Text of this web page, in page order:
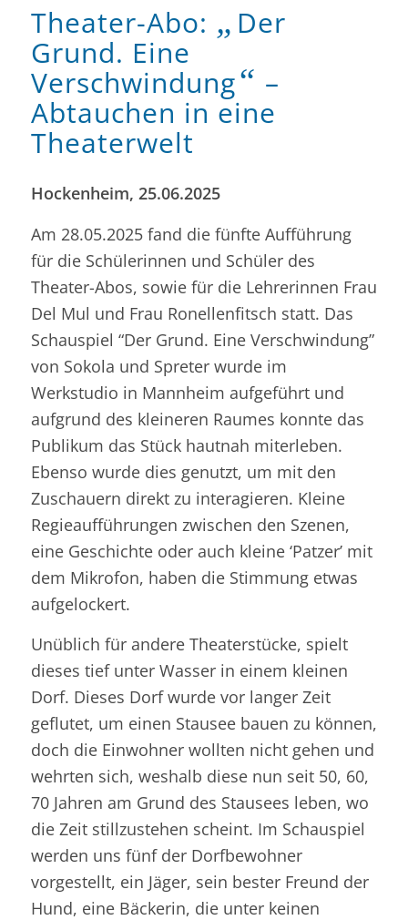
Theater-Abo: „ Der
Grund. Eine
Verschwindung“ –
Abtauchen in eine
Theaterwelt
Hockenheim, 25.06.2025
Am 28.05.2025 fand die fünfte Aufführung
für die Schülerinnen und Schüler des
Theater-Abos, sowie für die Lehrerinnen Frau
Del Mul und Frau Ronellenfitsch statt. Das
Schauspiel “Der Grund. Eine Verschwindung”
von Sokola und Spreter wurde im
Werkstudio in Mannheim aufgeführt und
aufgrund des kleineren Raumes konnte das
Publikum das Stück hautnah miterleben.
Ebenso wurde dies genutzt, um mit den
Zuschauern direkt zu interagieren. Kleine
Regieaufführungen zwischen den Szenen,
eine Geschichte oder auch kleine ‘Patzer’ mit
dem Mikrofon, haben die Stimmung etwas
aufgelockert.
Unüblich für andere Theaterstücke, spielt
dieses tief unter Wasser in einem kleinen
Dorf. Dieses Dorf wurde vor langer Zeit
geflutet, um einen Stausee bauen zu können,
doch die Einwohner wollten nicht gehen und
wehrten sich, weshalb diese nun seit 50, 60,
70 Jahren am Grund des Stausees leben, wo
die Zeit stillzustehen scheint. Im Schauspiel
werden uns fünf der Dorfbewohner
vorgestellt, ein Jäger, sein bester Freund der
Hund, eine Bäckerin, die unter keinen